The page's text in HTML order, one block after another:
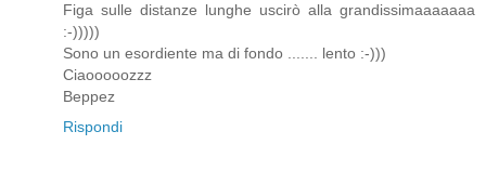
Figa sulle distanze lunghe uscirò alla grandissimaaaaaaa
:-)))))
Sono un esordiente ma di fondo ....... lento :-)))
Ciaooooozzz
Beppez
Rispondi